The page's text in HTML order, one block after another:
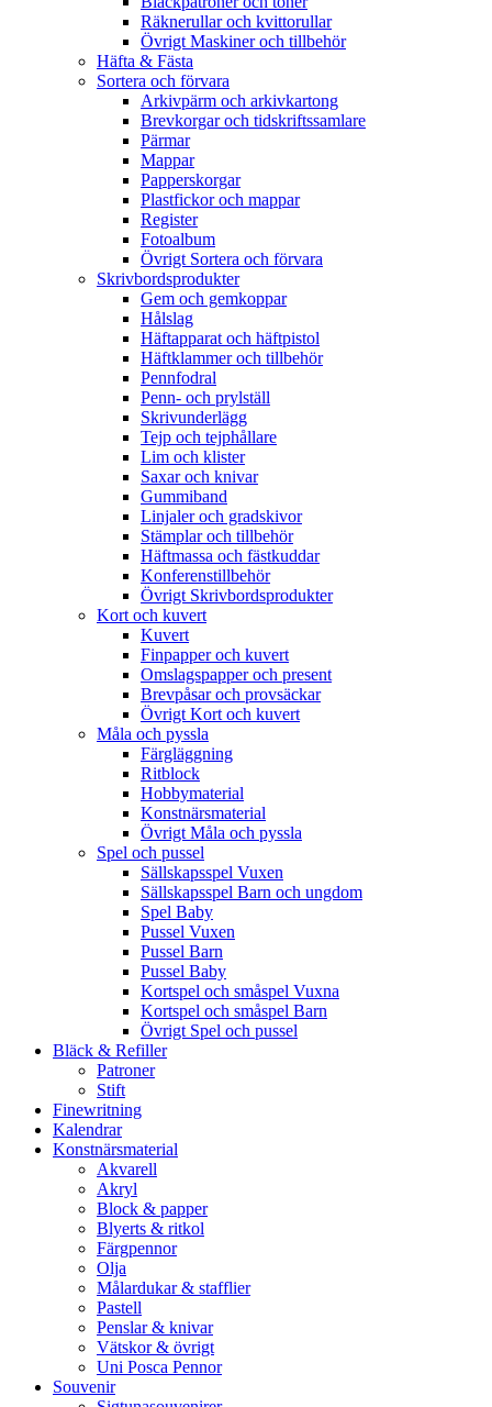
Räknerullar och kvittorullar
Övrigt Maskiner och tillbehör
Häfta & Fästa
Sortera och förvara
Arkivpärm och arkivkartong
Brevkorgar och tidskriftssamlare
Pärmar
Mappar
Papperskorgar
Plastfickor och mappar
Register
Fotoalbum
Övrigt Sortera och förvara
Skrivbordsprodukter
Gem och gemkoppar
Hålslag
Häftapparat och häftpistol
Häftklammer och tillbehör
Pennfodral
Penn- och prylställ
Skrivunderlägg
Tejp och tejphållare
Lim och klister
Saxar och knivar
Gummiband
Linjaler och gradskivor
Stämplar och tillbehör
Häftmassa och fästkuddar
Konferenstillbehör
Övrigt Skrivbordsprodukter
Kort och kuvert
Kuvert
Finpapper och kuvert
Omslagspapper och present
Brevpåsar och provsäckar
Övrigt Kort och kuvert
Måla och pyssla
Färgläggning
Ritblock
Hobbymaterial
Konstnärsmaterial
Övrigt Måla och pyssla
Spel och pussel
Sällskapsspel Vuxen
Sällskapsspel Barn och ungdom
Spel Baby
Pussel Vuxen
Pussel Barn
Pussel Baby
Kortspel och småspel Vuxna
Kortspel och småspel Barn
Övrigt Spel och pussel
Bläck & Refiller
Patroner
Stift
Finewritning
Kalendrar
Konstnärsmaterial
Akvarell
Akryl
Block & papper
Blyerts & ritkol
Färgpennor
Olja
Målardukar & stafflier
Pastell
Penslar & knivar
Vätskor & övrigt
Uni Posca Pennor
Souvenir